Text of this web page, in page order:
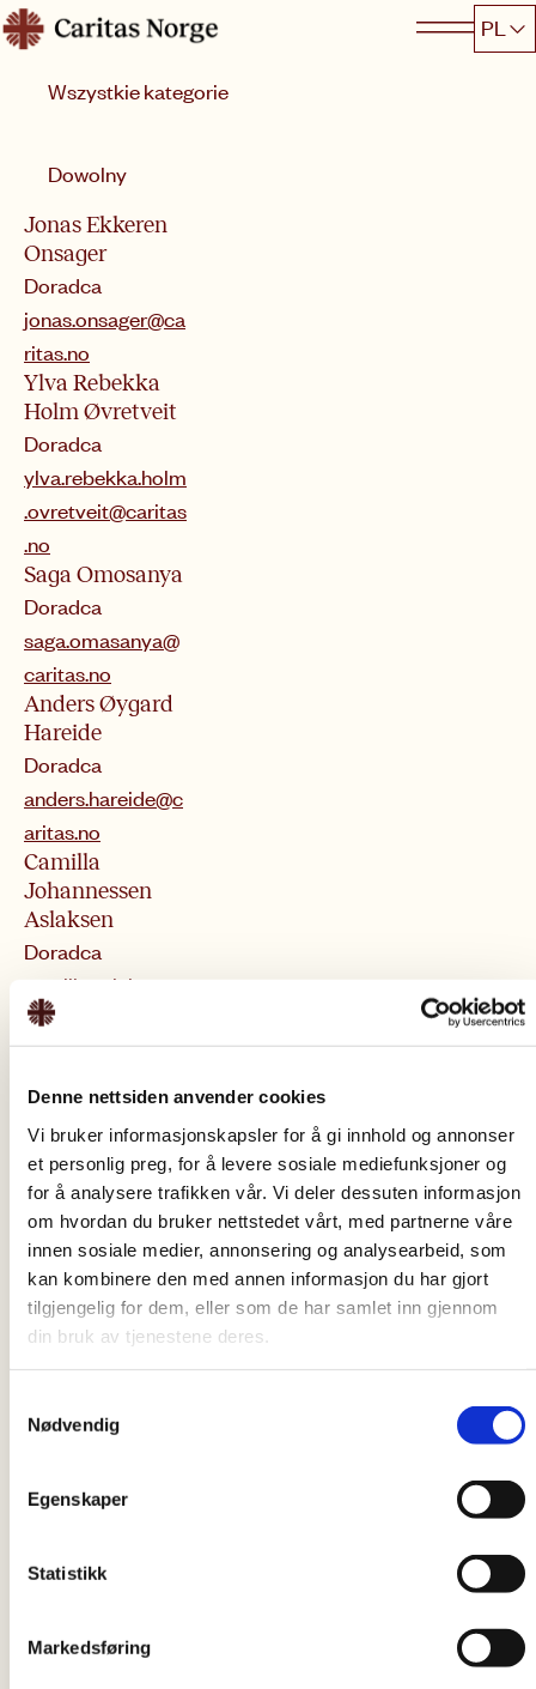
Denne nettsiden anvender cookies
Vi bruker informasjonskapsler for å gi innhold og annonser
et personlig preg, for å levere sosiale mediefunksjoner og
for å analysere trafikken vår. Vi deler dessuten informasjon
om hvordan du bruker nettstedet vårt, med partnerne våre
innen sosiale medier, annonsering og analysearbeid, som
kan kombinere den med annen informasjon du har gjort
tilgjengelig for dem, eller som de har samlet inn gjennom
din bruk av tjenestene deres.
Nødvendig
Egenskaper
Statistikk
Markedsføring
Hopp
til
innhold
Caritas
PL
Dowolny
Jonas Ekkeren
Onsager
Doradca
jonas.onsager@ca
ritas.no
Ylva Rebekka
Holm Øvretveit
Doradca
ylva.rebekka.holm
.ovretveit@caritas
.no
Saga Omosanya
Doradca
saga.omasanya@
caritas.no
Anders Øygard
Hareide
Doradca
anders.hareide@c
aritas.no
Camilla
Johannessen
Aslaksen
Doradca
camilla.aslaksen@
caritas.no
Amalie Berger
ritas.no
Hanee Jang
Doradca
hanee.jang@carita
s.no
Marte Nygaard
Lind
Doradca
s.no
Doradca
caritas.no